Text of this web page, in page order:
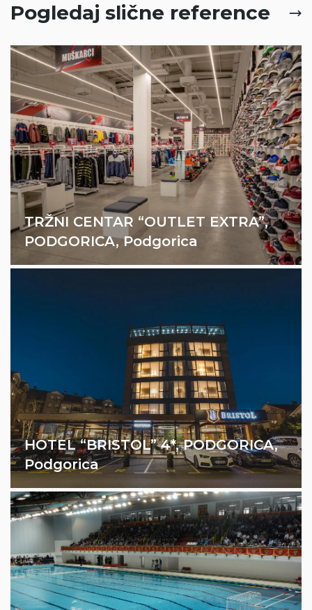
Pogledaj slične reference
TRŽNI CENTAR “OUTLET EXTRA”,
PODGORICA, Podgorica
Sistemi ventilacije
Sistemi klimatizacije
Stabilni protivpožarni sistemi
HOTEL “BRISTOL” 4*, PODGORICA,
Podgorica
Sistemi ventilacije
Sistemi za pripremu sanitarne potrošne vode
Sistemi klimatizacije